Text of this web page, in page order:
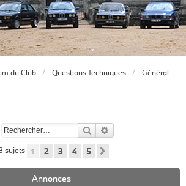
du Club Questions Techniques Général
Rechercher
sujets 1 2 3 4 5
Annonces